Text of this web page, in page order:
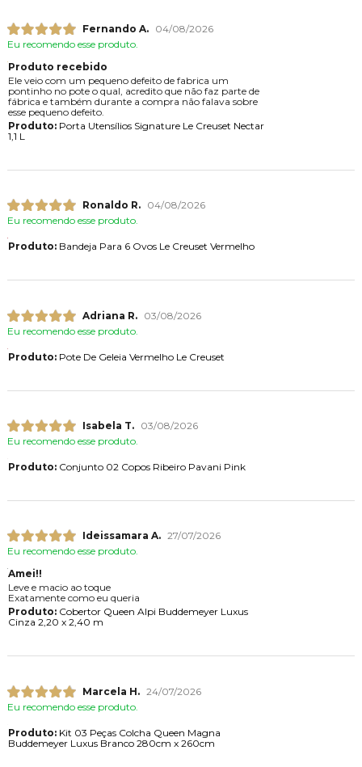
Fernando A.
04/08/2026
Eu recomendo esse produto.
Produto recebido
Ele veio com um pequeno defeito de fabrica um
pontinho no pote o qual, acredito que não faz parte de
fábrica e também durante a compra não falava sobre
esse pequeno defeito.
Produto:Porta Utensílios Signature Le Creuset Nectar
1,1 L
Ronaldo R.
04/08/2026
Eu recomendo esse produto.
Produto:Bandeja Para 6 Ovos Le Creuset Vermelho
Adriana R.
03/08/2026
Eu recomendo esse produto.
Produto:Pote De Geleia Vermelho Le Creuset
Isabela T.
03/08/2026
Eu recomendo esse produto.
Produto:Conjunto 02 Copos Ribeiro Pavani Pink
Ideissamara A. 27/07/2026
Eu recomendo esse produto.
Amei!!
Leve e macio ao toque
Exatamente como eu queria
Produto:Cobertor Queen Alpi Buddemeyer Luxus
Cinza 2,20 x 2,40 m
Marcela H. 24/07/2026
Eu recomendo esse produto.
Produto:Kit 03 Peças Colcha Queen Magna
Buddemeyer Luxus Branco 280cm x 260cm